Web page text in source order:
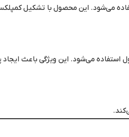
می‌شود. این محصول با تشکیل کمپلکس
استفاده می‌شود. این ویژگی باعث